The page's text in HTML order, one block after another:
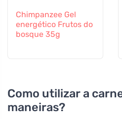
Chimpanzee Gel
energético Frutos do
bosque 35g
Como utilizar a
maneiras?